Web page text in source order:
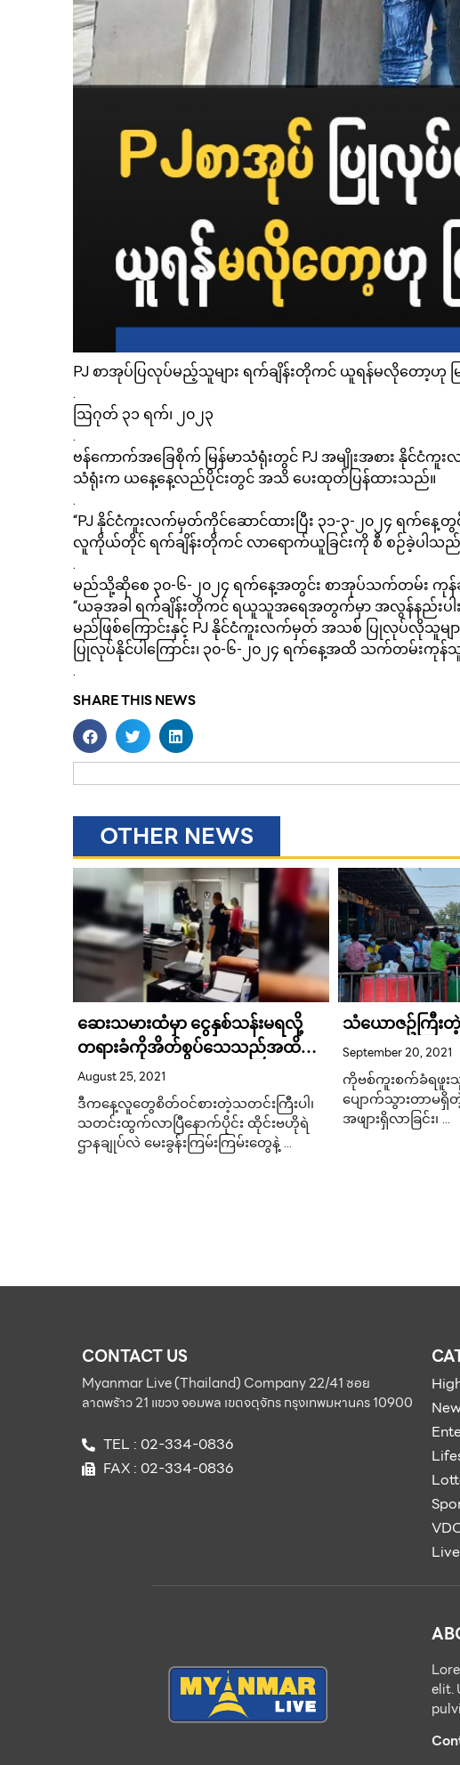
PJ စာအုပ်ပြလုပ်မည့်သူများ ရက်ချိန်းတိုကင် ယူရန်မလိုတော့ဟု မ
.
ဩဂုတ် ၃၁ ရက်၊ ၂၀၂၃
.
ဗန်ကောက်အခြေစိုက် မြန်မာသံရုံးတွင် PJ အမျိုးအစား နိုင်ငံကူ
သံရုံးက ယနေ့နေ့လည်ပိုင်းတွင် အသိ ပေးထုတ်ပြန်ထားသည်။
.
“PJ နိုင်ငံကူးလက်မှတ်ကိုင်ဆောင်ထားပြီး ၃၁-၃-၂၀၂၄ ရက်န
လူကိုယ်တိုင် ရက်ချိန်းတိုကင် လာရောက်ယူခြင်းကို စီ စဉ်ခဲ့ပါသည်
.
မည်သို့ဆိုစေ ၃၀-၆-၂၀၂၄ ရက်နေ့အတွင်း စာအုပ်သက်တမ်း ကု
“ယခုအခါ ရက်ချိန်းတိုကင် ရယူသူအရေအတွက်မှာ အလွန်နည်းပါးသွ
မည်ဖြစ်ကြောင်းနှင့် PJ နိုင်ငံကူးလက်မှတ် အသစ် ပြုလုပ်လိုသူမျ
ပြုလုပ်နိုင်ပါကြောင်း၊ ၃၀-၆-၂၀၂၄ ရက်နေ့အထိ သက်တမ်းကု
.
SHARE THIS NEWS
OTHER NEWS
ဆေးသမားထံမှာ ငွေနှစ်သန်းမရလို့
တရားခံကိုအိတ်စွပ်သေသည်အထိ
နှိပ်စက်တဲ့ထိုင်းရဲမှူးတစ်ဦး
August 25, 2021
ဒီကနေ့လူတွေစိတ်ဝင်စားတဲ့သတင်းကြီးပါ၊
သတင်းထွက်လာပြီနောက်ပိုင်း ထိုင်းဗဟိုရဲ
ဌာနချုပ်လဲ မေးခွန်းကြမ်းကြမ်းတွေနဲ့ …
သံယောဇဥ်ကြီး
September 20, 2021
ကိုဗစ်ကူးစက်ခံရဖူး
ပျောက်သွားတာ
အဖျားရှိလာခြင်း၊ …
CONTACT US
Myanmar Live (Thailand) Company 22/41 ซอย
ลาดพร้าว 21 แขวง จอมพล เขตจตุจักร กรุงเทพมหานคร 10900
TEL : 02-334-0836
FAX : 02-334-0836
Live
elit.